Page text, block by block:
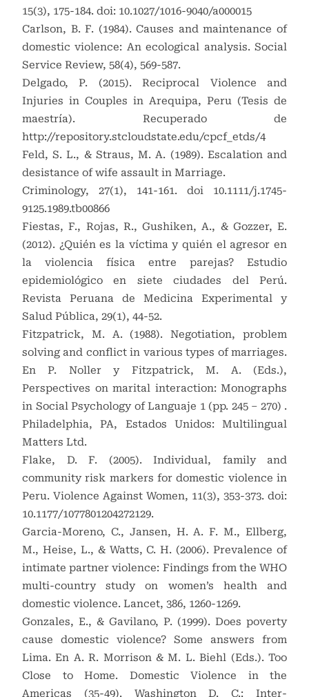
15(3), 175-184. doi: 10.1027/1016-9040/a000015
Carlson, B. F. (1984). Causes and maintenance of
domestic violence: An ecological analysis. Social
Service Review, 58(4), 569-587.
Delgado, P. (2015). Reciprocal Violence and
Injuries in Couples in Arequipa, Peru (Tesis de
maestría). Recuperado de
http://repository.stcloudstate.edu/cpcf_etds/4
Feld, S. L., & Straus, M. A. (1989). Escalation and
desistance of wife assault in Marriage.
Criminology, 27(1), 141-161. doi 10.1111/j.1745-
9125.1989.tb00866
Fiestas, F., Rojas, R., Gushiken, A., & Gozzer, E.
(2012). ¿Quién es la víctima y quién el agresor en
la violencia física entre parejas? Estudio
epidemiológico en siete ciudades del Perú.
Revista Peruana de Medicina Experimental y
Salud Pública, 29(1), 44-52.
Fitzpatrick, M. A. (1988). Negotiation, problem
solving and conflict in various types of marriages.
En P. Noller y Fitzpatrick, M. A. (Eds.),
Perspectives on marital interaction: Monographs
in Social Psychology of Languaje 1 (pp. 245 – 270) .
Philadelphia, PA, Estados Unidos: Multilingual
Matters Ltd.
Flake, D. F. (2005). Individual, family and
community risk markers for domestic violence in
Peru. Violence Against Women, 11(3), 353-373. doi:
10.1177/1077801204272129.
Garcia-Moreno, C., Jansen, H. A. F. M., Ellberg,
M., Heise, L., & Watts, C. H. (2006). Prevalence of
intimate partner violence: Findings from the WHO
multi-country study on women’s health and
domestic violence. Lancet, 386, 1260-1269.
Gonzales, E., & Gavilano, P. (1999). Does poverty
cause domestic violence? Some answers from
Lima. En A. R. Morrison & M. L. Biehl (Eds.). Too
Close to Home. Domestic Violence in the
Americas (35-49). Washington D. C.: Inter-